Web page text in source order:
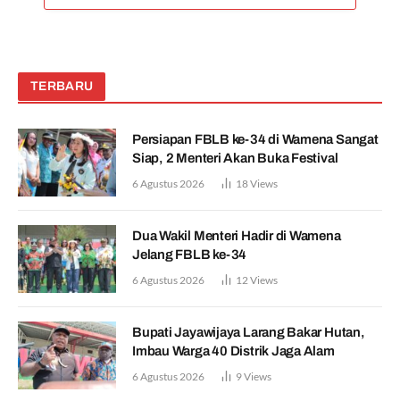
TERBARU
Persiapan FBLB ke-34 di Wamena Sangat
Siap, 2 Menteri Akan Buka Festival
6 Agustus 2026 18Views
Dua Wakil Menteri Hadir di Wamena
Jelang FBLB ke-34
6 Agustus 2026 12Views
Bupati Jayawijaya Larang Bakar Hutan,
Imbau Warga 40 Distrik Jaga Alam
6 Agustus 2026 9Views